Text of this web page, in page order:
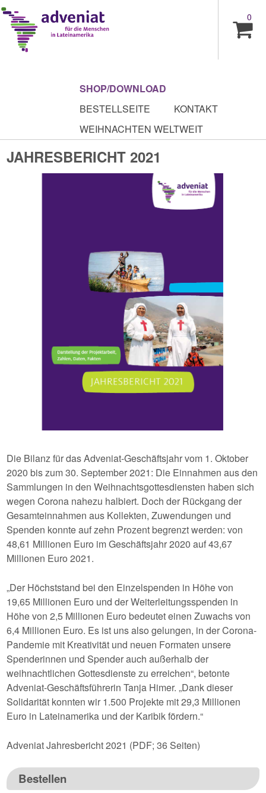
0
SHOP/DOWNLOAD
BESTELLSEITE
KONTAKT
WEIHNACHTEN WELTWEIT
JAHRESBERICHT 2021
Die Bilanz für das Adveniat-Geschäftsjahr vom 1. Oktober
2020 bis zum 30. September 2021: Die Einnahmen aus den
Sammlungen in den Weihnachtsgottesdiensten haben sich
wegen Corona nahezu halbiert. Doch der Rückgang der
Gesamteinnahmen aus Kollekten, Zuwendungen und
Spenden konnte auf zehn Prozent begrenzt werden: von
48,61 Millionen Euro im Geschäftsjahr 2020 auf 43,67
Millionen Euro 2021.
„Der Höchststand bei den Einzelspenden in Höhe von
19,65 Millionen Euro und der Weiterleitungsspenden in
Höhe von 2,5 Millionen Euro bedeutet einen Zuwachs von
6,4 Millionen Euro. Es ist uns also gelungen, in der Corona-
Pandemie mit Kreativität und neuen Formaten unsere
Spenderinnen und Spender auch außerhalb der
weihnachtlichen Gottesdienste zu erreichen“, betonte
Adveniat-Geschäftsführerin Tanja Himer. „Dank dieser
Solidarität konnten wir 1.500 Projekte mit 29,3 Millionen
Euro in Lateinamerika und der Karibik fördern.“
Adveniat Jahresbericht 2021 (PDF; 36 Seiten)
Bestellen